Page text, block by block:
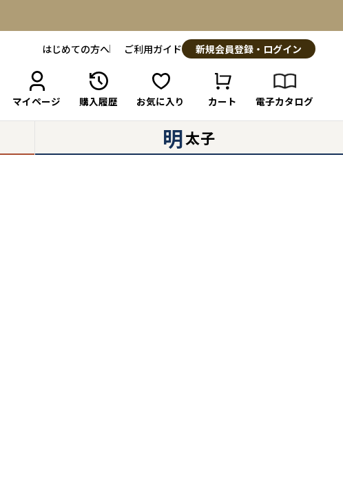
はじめての方へ ご利用ガイド 新規会員登録・ログイン
マイページ 購入履歴 お気に入り カート 電子カタログ
明太子